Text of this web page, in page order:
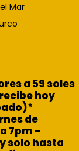
Mar
a 59 soles
hoy
de
7pm -
solo hasta